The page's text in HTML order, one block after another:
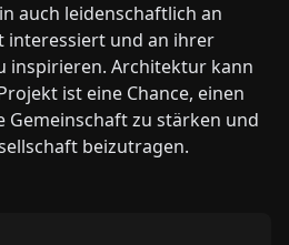
auch leidenschaftlich an
interessiert und an ihrer
inspirieren. Architektur kann
ist eine Chance, einen
Gemeinschaft zu stärken und
beizutragen.